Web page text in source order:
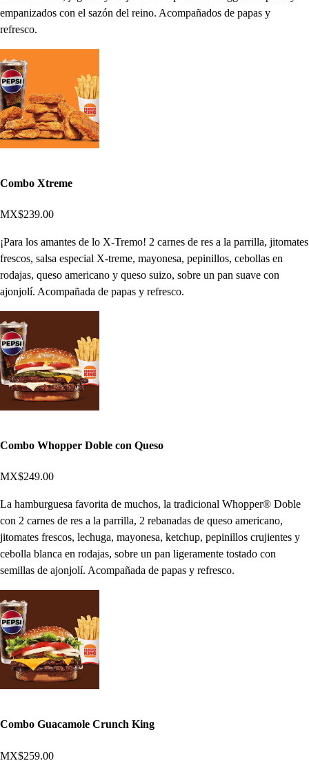
empanizados con el sazón del reino. Acompañados de papas y
refresco.
Combo Xtreme
MX$239.00
¡Para los amantes de lo X-Tremo! 2 carnes de res a la parrilla, jitomates
frescos, salsa especial X-treme, mayonesa, pepinillos, cebollas en
rodajas, queso americano y queso suizo, sobre un pan suave con
ajonjolí. Acompañada de papas y refresco.
Combo Whopper Doble con Queso
MX$249.00
La hamburguesa favorita de muchos, la tradicional Whopper® Doble
con 2 carnes de res a la parrilla, 2 rebanadas de queso americano,
jitomates frescos, lechuga, mayonesa, ketchup, pepinillos crujientes y
cebolla blanca en rodajas, sobre un pan ligeramente tostado con
semillas de ajonjolí. Acompañada de papas y refresco.
Combo Guacamole Crunch King
MX$259.00